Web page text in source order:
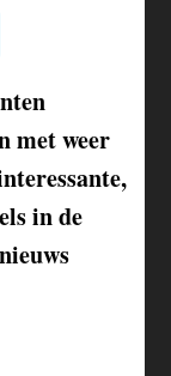
met weer
in de